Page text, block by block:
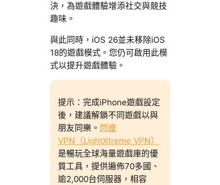
決，為遊戲體驗增添社交與競技
趣味。
與此同時，iOS 26並未移除iOS
18的遊戲模式。您仍可啟用此模
式以提升遊戲體驗。
提示：完成iPhone遊戲設定
後，建議解鎖不同遊戲以與
朋友同樂。 閃連
VPN（LightXtreme VPN）
是暢玩全球海量遊戲庫的優
質工具，提供遍佈70多國、
逾2,000台伺服器，相容